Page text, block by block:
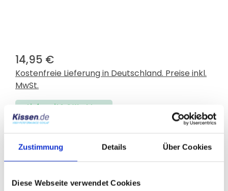
Zustimmung Details Über Cookies
Diese Webseite verwendet Cookies
14,95 €
Kostenfreie Lieferung in Deutschland. Preise inkl.
MwSt.
Lieferzeit 1-3 Werktage